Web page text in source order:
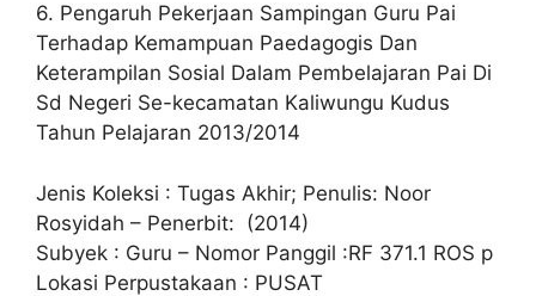
6. Pengaruh Pekerjaan Sampingan Guru Pai
Terhadap Kemampuan Paedagogis Dan
Keterampilan Sosial Dalam Pembelajaran Pai Di
Sd Negeri Se-kecamatan Kaliwungu Kudus
Tahun Pelajaran 2013/2014
Jenis Koleksi : Tugas Akhir; Penulis: Noor
Rosyidah – Penerbit: (2014)
Subyek : Guru – Nomor Panggil :RF 371.1 ROS p
Lokasi Perpustakaan : PUSAT